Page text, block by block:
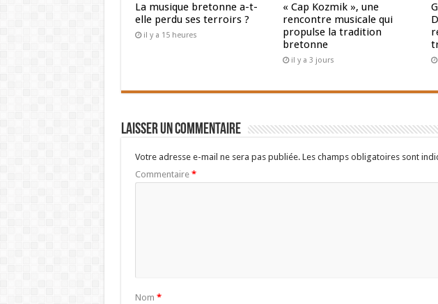
La musique bretonne a-t-
elle perdu ses terroirs ?
il y a 15 heures
« Cap Kozmik », une
rencontre musicale qui
propulse la tradition
bretonne
il y a 3 jours
Laisser un commentaire
Votre adresse e-mail ne sera pas publiée. Les champs obligatoires sont
Commentaire *
Nom *